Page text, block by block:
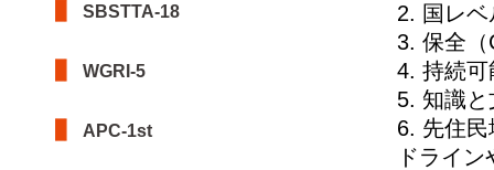
SBSTTA-18
WGRI-5
APC-1st
2. 国レベ
3. 保全（
4. 持続可
5. 知識と
6. 先住
ドライ